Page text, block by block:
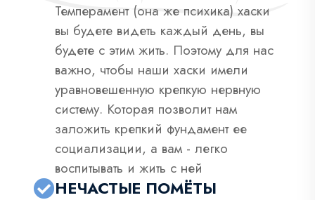
Темперамент (она же психика) хаски
вы будете видеть каждый день, вы
будете с этим жить. Поэтому для нас
важно, чтобы наши хаски имели
уравновешенную крепкую нервную
систему. Которая позволит нам
заложить крепкий фундамент ее
социализации, а вам - легко
воспитывать и жить с ней
НЕЧАСТЫЕ ПОМЁТЫ